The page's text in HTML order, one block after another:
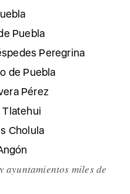
Puebla
Peregrina
de Puebla
Pérez
Tlatehui
Cholula
ayuntamientos miles de